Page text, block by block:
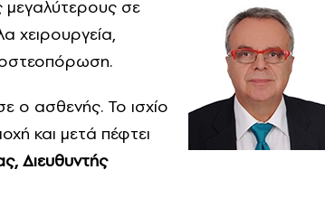
μεγαλύτερους σε
χειρουργεία,
οστεοπόρωση.
ο ασθενής. Το ισχίο
και μετά πέφτει
Διευθυντής